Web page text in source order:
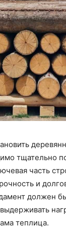
тщательно
часть
и
должен
теплица.